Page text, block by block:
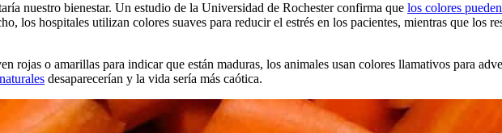
nuestro bienestar. Un estudio de la Universidad de Rochester confirma que los colores
los hospitales utilizan colores suaves para reducir el estrés en los pacientes, mientras que los
rojas o amarillas para indicar que están maduras, los animales usan colores llamativos para
desaparecerían y la vida sería más caótica.